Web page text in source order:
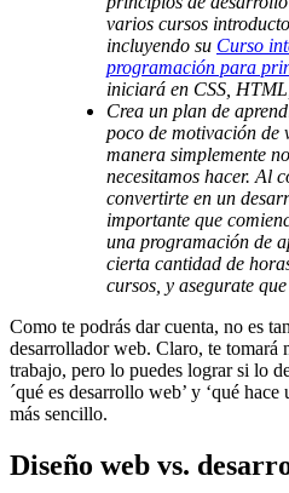
varios cursos
incluyendo su Curso
programación para
iniciará en CSS,
Crea un plan de
poco de motivación de
manera simplemente
necesitamos hacer. Al
convertirte en un
importante que
una programación de
cierta cantidad de
cursos, y asegurate
Como te podrás dar cuenta, no es
desarrollador web. Claro, te tomará
trabajo, pero lo puedes lograr si lo
´qué es desarrollo web’ y ‘qué
más sencillo.
Diseño web vs.